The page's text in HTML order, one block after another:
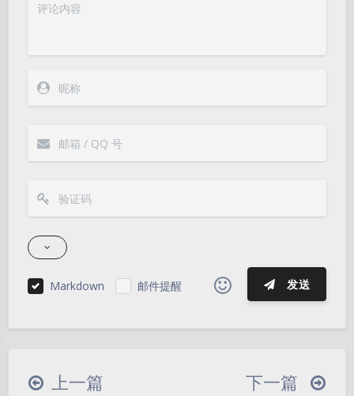
Markdown 邮件提醒 发送
|´・ω・)ノ ヾ(≧∇≦*)ゝ
(☆ω☆)
∠( ᐛ 」∠)＿
上一篇 下一篇